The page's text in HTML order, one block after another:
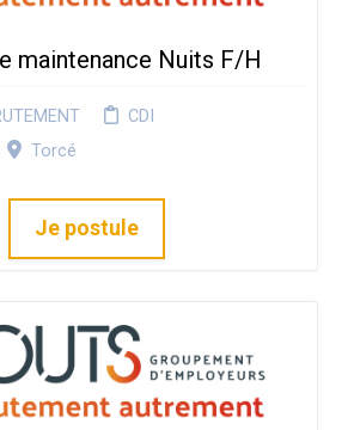
maintenance Nuits F/H
CDI
Torcé
Je postule